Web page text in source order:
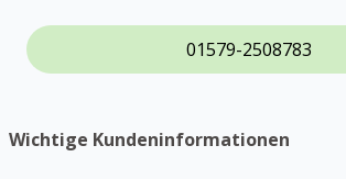
01579-2508783
Wichtige Kundeninformationen